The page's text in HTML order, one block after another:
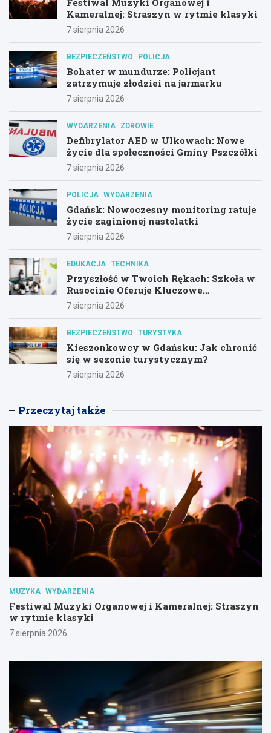
Kameralnej: Straszyn w rytmie klasyki
7 sierpnia 2026
BEZPIECZEŃSTWO POLICJA
Bohater w mundurze: Policjant
zatrzymuje złodziei na jarmarku
7 sierpnia 2026
WYDARZENIA ZDROWIE
Defibrylator AED w Ulkowach: Nowe
życie dla społeczności Gminy Pszczółki
7 sierpnia 2026
POLICJA WYDARZENIA
Gdańsk: Nowoczesny monitoring ratuje
życie zaginionej nastolatki
7 sierpnia 2026
EDUKACJA TECHNIKA
Przyszłość w Twoich Rękach: Szkoła w
Rusocinie Oferuje Kluczowe
Umiejętności
7 sierpnia 2026
BEZPIECZEŃSTWO TURYSTYKA
Kieszonkowcy w Gdańsku: Jak chronić
się w sezonie turystycznym?
7 sierpnia 2026
Przeczytaj także
MUZYKA WYDARZENIA
Festiwal Muzyki Organowej i Kameralnej: Straszyn
w rytmie klasyki
7 sierpnia 2026